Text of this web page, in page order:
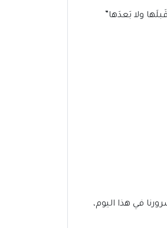
ولا بَعدَها”
في هذا اليوم،